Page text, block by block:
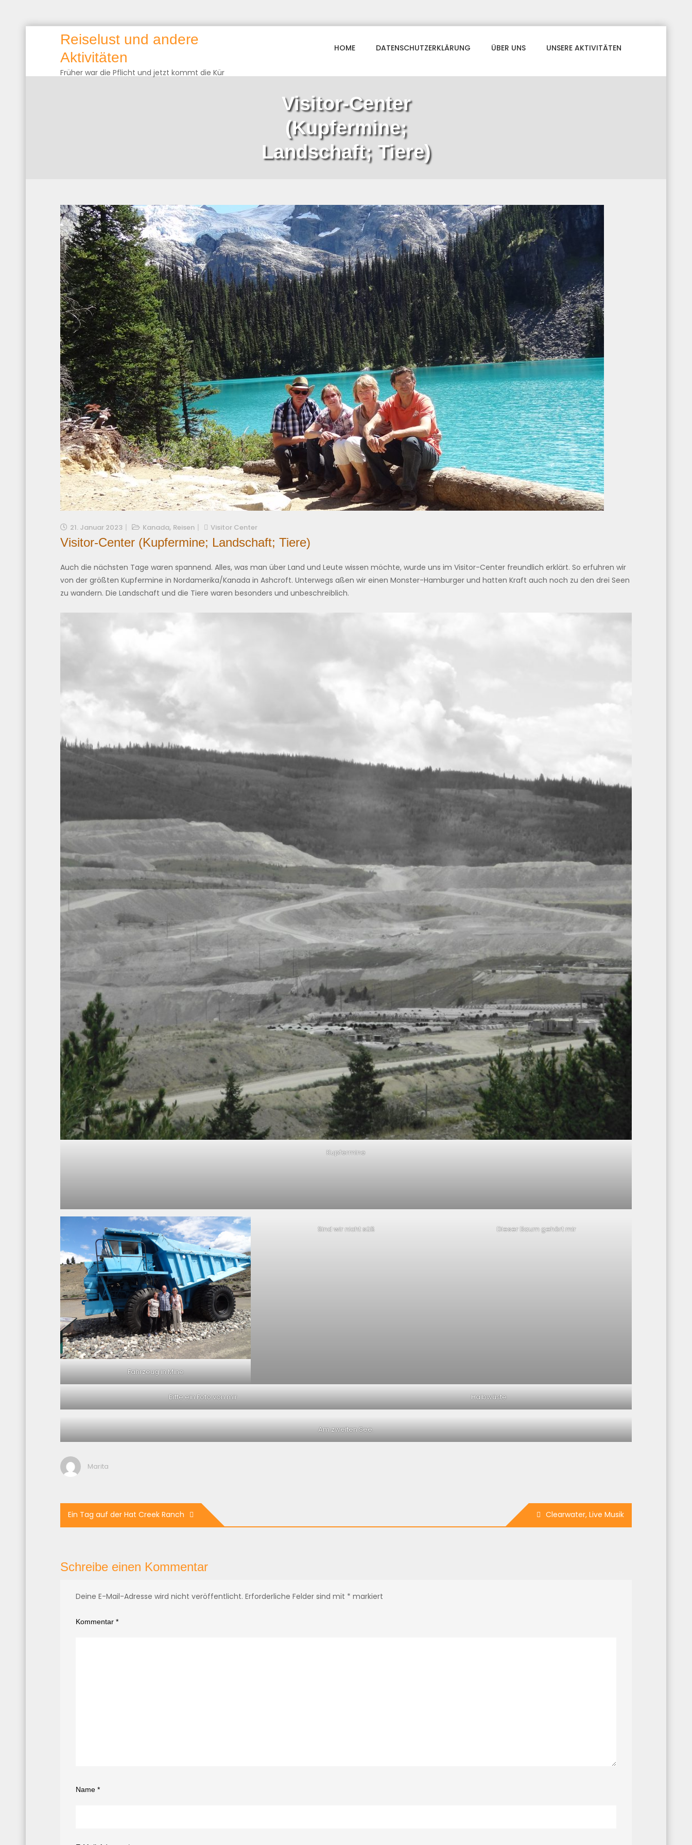
Reiselust und andere
Aktivitäten
Früher war die Pflicht und jetzt kommt die Kür
HOME DATENSCHUTZERKLÄRUNG ÜBER UNS UNSERE AKTIVITÄTEN
Visitor-Center
(Kupfermine;
Landschaft; Tiere)
21. Januar 2023 Kanada, Reisen Visitor Center
Visitor-Center (Kupfermine; Landschaft; Tiere)
Auch die nächsten Tage waren spannend. Alles, was man über Land und Leute wissen möchte, wurde uns im Visitor-Center freundlich erklärt. So erfuhren wir
von der größten Kupfermine in Nordamerika/Kanada in Ashcroft. Unterwegs aßen wir einen Monster-Hamburger und hatten Kraft auch noch zu den drei Seen
zu wandern. Die Landschaft und die Tiere waren besonders und unbeschreiblich.
Kupfermine
Fahrzeug in Mine
Sind wir nicht süß Dieser Baum gehört mir
Bitte ein Foto von mir Halbwüste
Am zweiten See.
Marita
Beitragsnavigation
Ein Tag auf der Hat Creek Ranch Clearwater, Live Musik
Schreibe einen Kommentar
Deine E-Mail-Adresse wird nicht veröffentlicht. Erforderliche Felder sind mit * markiert
Kommentar *
Name *